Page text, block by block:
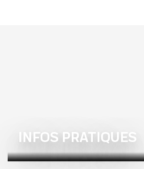
INFOS PRATIQUES